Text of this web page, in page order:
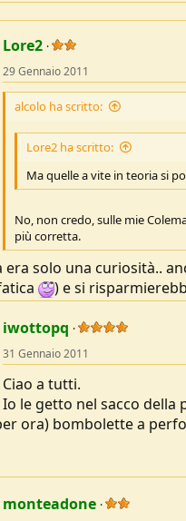
Lore2
29 Gennaio 2011
alcolo ha scritto:
Lore2 ha scritto:
Ma quelle a vite in teoria si
No, non credo, sulle mie
più corretta.
era solo una curiosità..
) e si
iwottopq
31 Gennaio 2011
Ciao a tutti.
Io le getto nel sacco della
ora) bombolette a
monteadone